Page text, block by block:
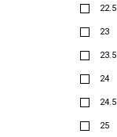
22.5
23
23.5
24
24.5
25